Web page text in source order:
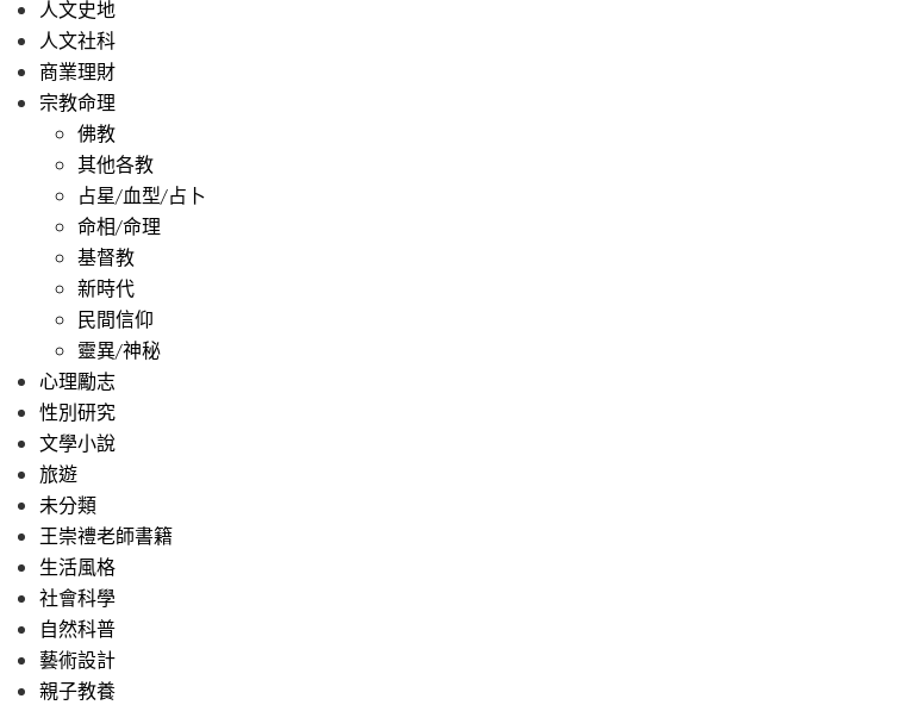
人文史地
人文社科
商業理財
宗教命理
佛教
其他各教
占星/血型/占卜
命相/命理
基督教
新時代
民間信仰
靈異/神秘
心理勵志
性別研究
文學小說
旅遊
未分類
王崇禮老師書籍
生活風格
社會科學
自然科普
藝術設計
親子教養